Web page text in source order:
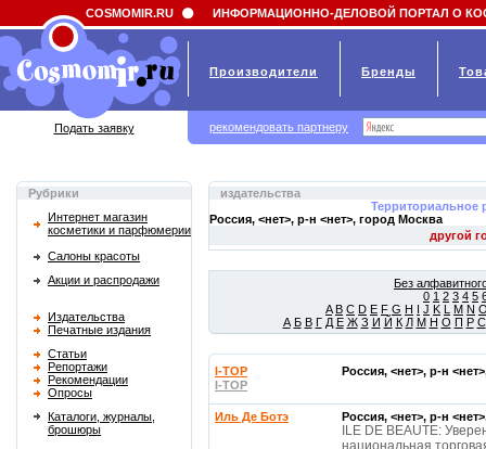
Field 'news_title' doesn't have a default value
Рубрики
Интернет магазин
косметики и парфюмерии
Салоны красоты
Акции и распродажи
Издательства
Печатные издания
Статьи
Репортажи
Рекомендации
Опросы
Каталоги, журналы,
брошюры
издательства
Территориальное
Россия, <нет>, р-н <нет>, город Москва
Без
0 1 2 3 4 5
A B C D E F G H I J K L M N
А Б В Г Д Е Ж З И Й К Л М Н О П Р С
I-TOP
Россия, <нет>, р-н
I-TOP
Иль Де Ботэ Россия, <нет>, р-н
ILE DE BEAUTE:
национальная
COSMOMIR.RU ИНФОРМАЦИОННО-ДЕЛОВОЙ ПОРТАЛ О
Производители Бренды
Подать заявку рекомендовать партнеру